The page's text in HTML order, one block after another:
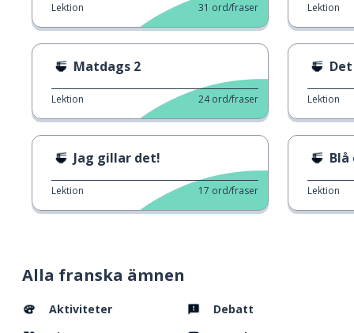
Alla franska ämnen
Aktiviteter
Debatt
Lektion 31 ord/fraser
Matdags 2
Lektion 24 ord/fraser
Jag gillar det!
Lektion 17 ord/fraser
Lektion
Lektion
Lektion